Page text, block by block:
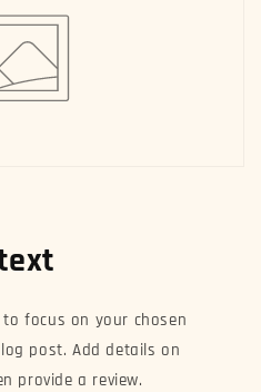
focus on your chosen
post. Add details on
provide a review.